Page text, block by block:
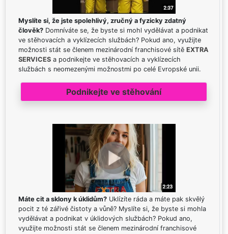
Myslíte si, že jste spolehlivý, zručný a fyzicky zdatný
člověk? Domníváte se, že byste si mohl vydělávat a podnikat
ve stěhovacích a vyklízecích službách? Pokud ano, využijte
možnosti stát se členem mezinárodní franchisové sítě EXTRA
SERVICES a podnikejte ve stěhovacích a vyklízecích
službách s neomezenými možnostmi po celé Evropské unii.
Podnikejte ve stěhování
Máte cit a sklony k úklidům? Uklízíte ráda a máte pak skvělý
pocit z té zářivé čistoty a vůně? Myslíte si, že byste si mohla
vydělávat a podnikat v úklidových službách? Pokud ano,
využijte možnosti stát se členem mezinárodní franchisové